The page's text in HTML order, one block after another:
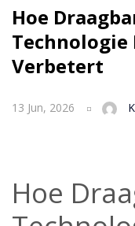
Hoe
Verbetert
13 Jun, 2026
Hoe